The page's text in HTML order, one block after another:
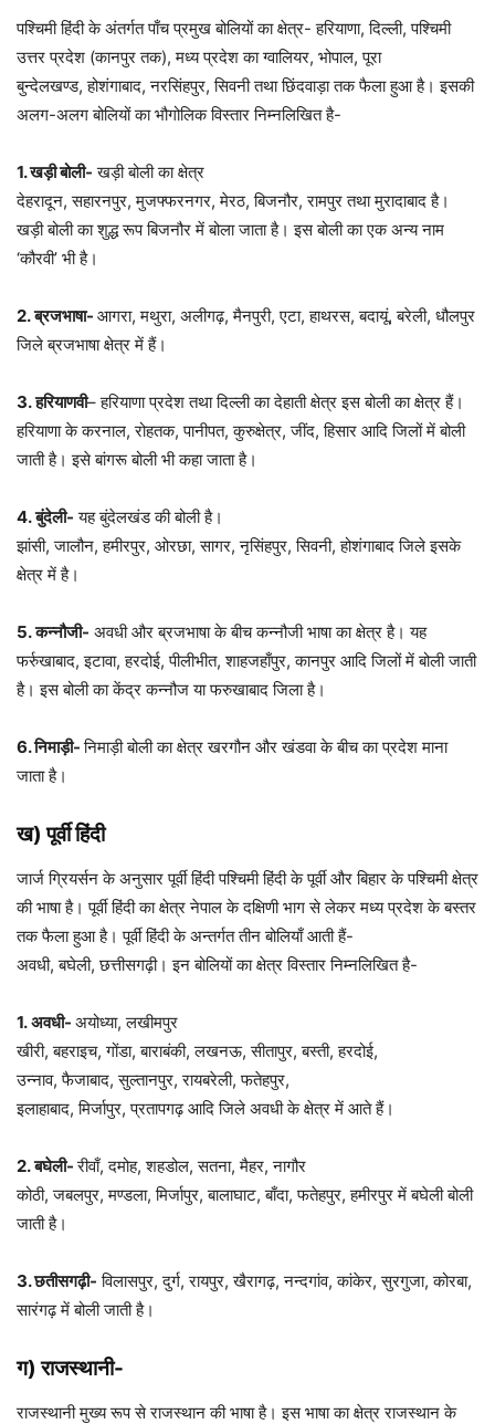
पश्चिमी हिंदी के अंतर्गत पाँच प्रमुख बोलियों का क्षेत्र- हरियाणा, दिल्ली, पश्चिमी
उत्तर प्रदेश (कानपुर तक), मध्य प्रदेश का ग्वालियर, भोपाल, पूरा
बुन्देलखण्ड, होशंगाबाद, नरसिंहपुर, सिवनी तथा छिंदवाड़ा तक फैला हुआ है। इसकी
अलग-अलग बोलियों का भौगोलिक विस्तार निम्नलिखित है-
1. खड़ी बोली- खड़ी बोली का क्षेत्र
देहरादून, सहारनपुर, मुजफ्फरनगर, मेरठ, बिजनौर, रामपुर तथा मुरादाबाद है।
खड़ी बोली का शुद्ध रूप बिजनौर में बोला जाता है। इस बोली का एक अन्य नाम
‘कौरवी’ भी है।
2. ब्रजभाषा- आगरा, मथुरा, अलीगढ़, मैनपुरी, एटा, हाथरस, बदायूं, बरेली, धौलपुर
जिले ब्रजभाषा क्षेत्र में हैं।
3. हरियाणवी– हरियाणा प्रदेश तथा दिल्‍ली का देहाती क्षेत्र इस बोली का क्षेत्र हैं।
हरियाणा के करनाल, रोहतक, पानीपत, कुरुक्षेत्र, जींद, हिसार आदि जिलों में बोली
जाती है। इसे बांगरू बोली भी कहा जाता है।
4. बुंदेली- यह बुंदेलखंड की बोली है।
झांसी, जालौन, हमीरपुर, ओरछा, सागर, नृसिंहपुर, सिवनी, होशंगाबाद जिले इसके
क्षेत्र में है।
5. कन्नौजी- अवधी और ब्रजभाषा के बीच कन्नौजी भाषा का क्षेत्र है। यह
फर्रुखाबाद, इटावा, हरदोई, पीलीभीत, शाहजहाँपुर, कानपुर आदि जिलों में बोली जाती
है। इस बोली का केंद्र कन्नौज या फरुखाबाद जिला है।
6. निमाड़ी-निमाड़ी बोली का क्षेत्र खरगौन और खंडवा के बीच का प्रदेश माना
जाता है।
ख) पूर्वी हिंदी
जार्ज ग्रियर्सन के अनुसार पूर्वी हिंदी पश्चिमी हिंदी के पूर्वी और बिहार के पश्चिमी क्षेत्र
की भाषा है। पूर्वी हिंदी का क्षेत्र नेपाल के दक्षिणी भाग से लेकर मध्य प्रदेश के बस्तर
तक फैला हुआ है। पूर्वी हिंदी के अन्तर्गत तीन बोलियाँ आती हैं-
अवधी, बघेली, छत्तीसगढ़ी। इन बोलियों का क्षेत्र विस्तार निम्नलिखित है-
1. अवधी- अयोध्या, लखीमपुर
खीरी, बहराइच, गोंडा, बाराबंकी, लखनऊ, सीतापुर, बस्ती, हरदोई,
उन्नाव, फैजाबाद, सुल्तानपुर, रायबरेली, फतेहपुर,
इलाहाबाद, मिर्जापुर, प्रतापगढ़ आदि जिले अवधी के क्षेत्र में आते हैं।
2. बघेली-रीवाँ, दमोह, शहडोल, सतना, मैहर, नागौर
कोठी, जबलपुर, मण्डला, मिर्जापुर, बालाघाट, बाँदा, फतेहपुर, हमीरपुर में बघेली बोली
जाती है।
3. छतीसगढ़ी- विलासपुर, दुर्ग, रायपुर, खैरागढ़, नन्दगांव, कांकेर, सुरगुजा, कोरबा,
सारंगढ़ में बोली जाती है।
ग) राजस्थानी-
राजस्थानी मुख्य रूप से राजस्थान की भाषा है। इस भाषा का क्षेत्र राजस्थान के